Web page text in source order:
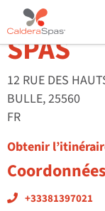
SPAS
12 RUE DES
BULLE, 25560
FR
Obtenir
Coordonnées
+33381397021